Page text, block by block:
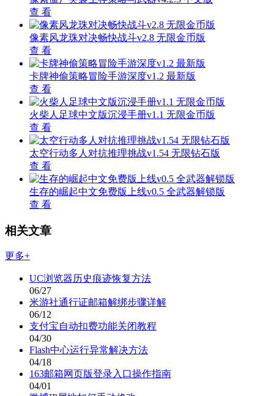
查 看
像素风龙珠对决畅快战斗v2.8 无限金币版
查 看
卡牌神偷策略冒险手游深度v1.2 最新版
查 看
火柴人足球中文版沉浸手册v1.1 无限金币版
查 看
太空行动多人对抗推理挑战v1.54 无限钻石版
查 看
生存的崛起中文免费版上线v0.5 全武器解锁版
查 看
相关文章
更多+
UC浏览器历史痕迹恢复方法
06/27
米游社通行证邮箱解绑步骤详解
06/12
支付宝自动扣费功能关闭教程
04/30
Flash中心运行异常解决方法
04/18
163邮箱网页版登录入口操作指南
04/01